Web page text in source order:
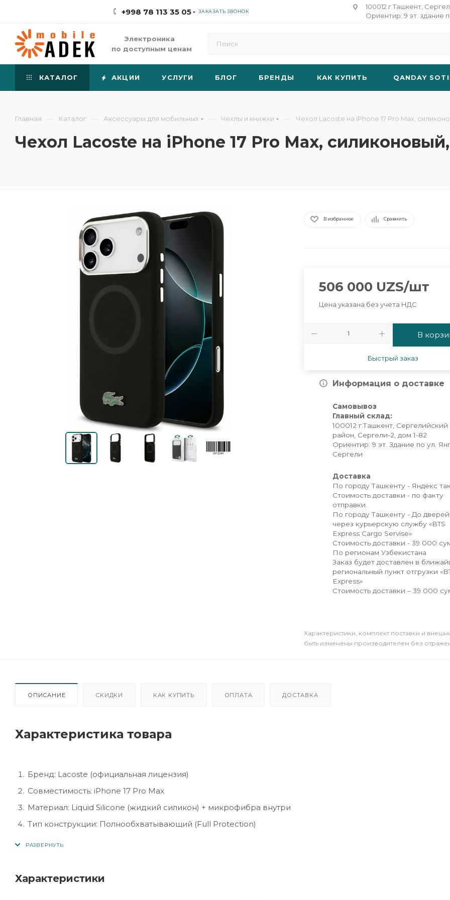
+998 78 113 35 05 ЗАКАЗАТЬ ЗВОНОК
100012 г.Ташкент,
Ориентир: 9 эт. здание
Электроника
по доступным ценам
КАТАЛОГ АКЦИИ УСЛУГИ БЛОГ БРЕНДЫ КАК КУПИТЬ QANDAY
Главная — Каталог — Аксессуары для мобильных — Чехлы и книжки — Чехол Lacoste на iPhone 17 Pro Max,
Чехол Lacoste на iPhone 17 Pro Max,
В избранное Сравнить
506 000 UZS/шт
Цена указана без учета НДС
В
Быстрый заказ
Информация о доставке
Самовывоз
Главный склад:
100012 г.Ташкент, Сергелийский
район, Сергели-2, дом 1-82
Ориентир: 9 эт. Здание по ул.
Сергели
Доставка
По городу Ташкенту - Яндекс
Стоимость доставки - по факту
отправки.
По городу Ташкенту - До дверей
через курьерскую службу «BTS
Express Cargo Servise»
Стоимость доставки - 39 000
По регионам Узбекистана
Заказ будет доставлен в
региональный пункт отгрузки
Express»
Стоимость доставки – 39 000
Xарактеристики, комплект поставки и
быть изменены производителем без
ОПИСАНИЕ СКИДКИ КАК КУПИТЬ ОПЛАТА ДОСТАВКА
Характеристика товара
Бренд: Lacoste (официальная лицензия)
Совместимость: iPhone 17 Pro Max
Материал: Liquid Silicone (жидкий силикон) + микрофибра внутри
Тип конструкции: Полнообхватывающий (Full Protection)
Характеристики